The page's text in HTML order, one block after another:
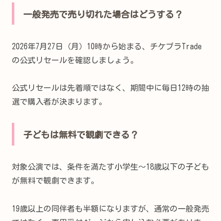
一般発売で売り切れた場合はどうする？
2026年7月27日（月）10時から始まる、チケプラTrade
の公式リセールを確認しましょう。
公式リセールは先着順ではなく、期間中に毎日12時の抽
選で購入者が決まります。
子どもは無料で観劇できる？
対象公演では、条件を満たす小学生～18歳以下の子ども
が無料で観劇できます。
19歳以上の同伴者も半額になりますが、通常の一般発売